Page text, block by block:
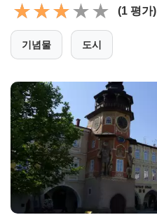
(1 평가)
기념물 도시